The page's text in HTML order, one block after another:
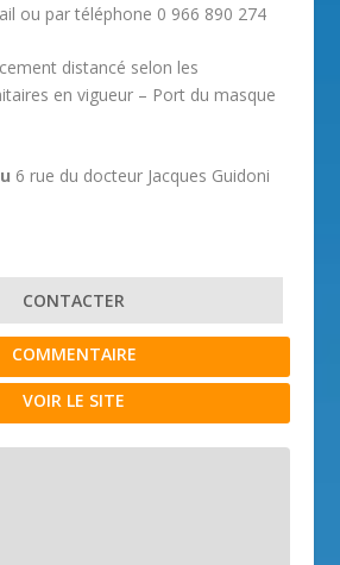
ou par téléphone 0 966 890 274
distancé selon les
en vigueur – Port du masque
6 rue du docteur Jacques Guidoni
CONTACTER
COMMENTAIRE
VOIR LE SITE